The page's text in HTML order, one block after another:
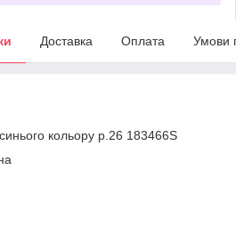
Доставка Оплата Умови
кольору р.26 183466S